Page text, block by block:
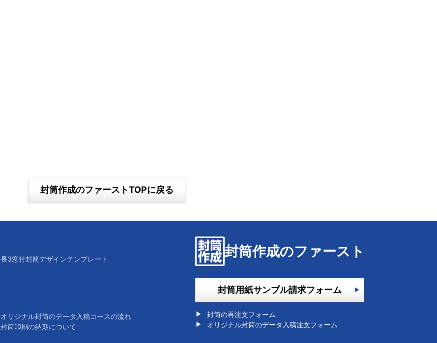
封筒作成のファーストTOPに戻る
長3窓付封筒デザインテンプレート
オリジナル封筒のデータ入稿コースの流れ
封筒印刷の納期について
封筒作成のファースト
封筒用紙サンプル請求フォーム
封筒の再注文フォーム
オリジナル封筒のデータ入稿注文フォーム